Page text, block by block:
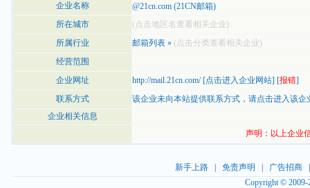
企业名称
@21cn.com (21CN邮箱)
所在城市
(点击地区名查看相关企业)
所属行业
邮箱列表 » (点击分类查看相关企业)
经营范围
企业网址
http://mail.21cn.com/[点击进入企业网站] [报错]
联系方式
该企业未向本站提供联系方式， 请点击进入该企
企业相关信息
声明：以上企业
新手上路| 免责声明 广告招商
Copyright ©